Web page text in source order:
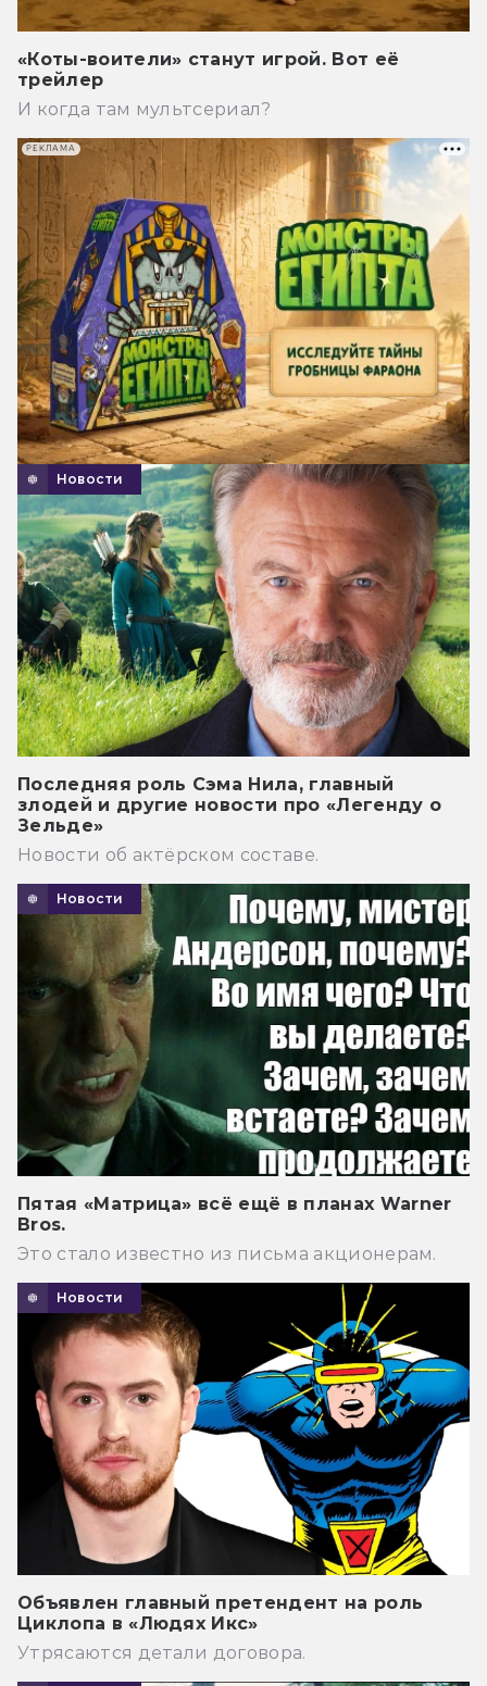
«Коты-воители» станут игрой. Вот её
трейлер
И когда там мультсериал?
Новости
Последняя роль Сэма Нила, главный
злодей и другие новости про «Легенду о
Зельде»
Новости об актёрском составе.
Новости
Пятая «Матрица» всё ещё в планах Warner
Bros.
Это стало известно из письма акционерам.
Новости
Объявлен главный претендент на роль
Циклопа в «Людях Икс»
Утрясаются детали договора.
РЕКЛАМА